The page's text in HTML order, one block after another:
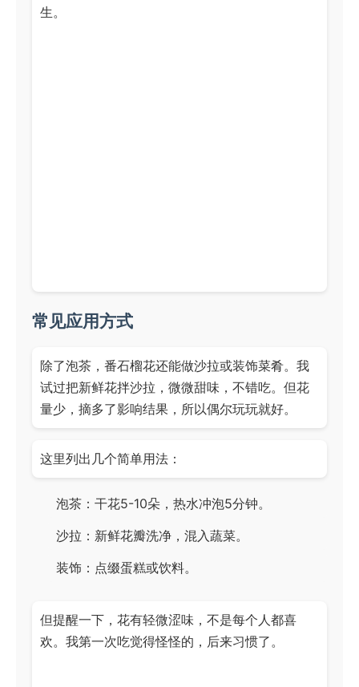
生。
常见应用方式
除了泡茶，番石榴花还能做沙拉或装饰菜肴。我
试过把新鲜花拌沙拉，微微甜味，不错吃。但花
量少，摘多了影响结果，所以偶尔玩玩就好。
这里列出几个简单用法：
泡茶：干花5-10朵，热水冲泡5分钟。
沙拉：新鲜花瓣洗净，混入蔬菜。
装饰：点缀蛋糕或饮料。
但提醒一下，花有轻微涩味，不是每个人都喜
欢。我第一次吃觉得怪怪的，后来习惯了。